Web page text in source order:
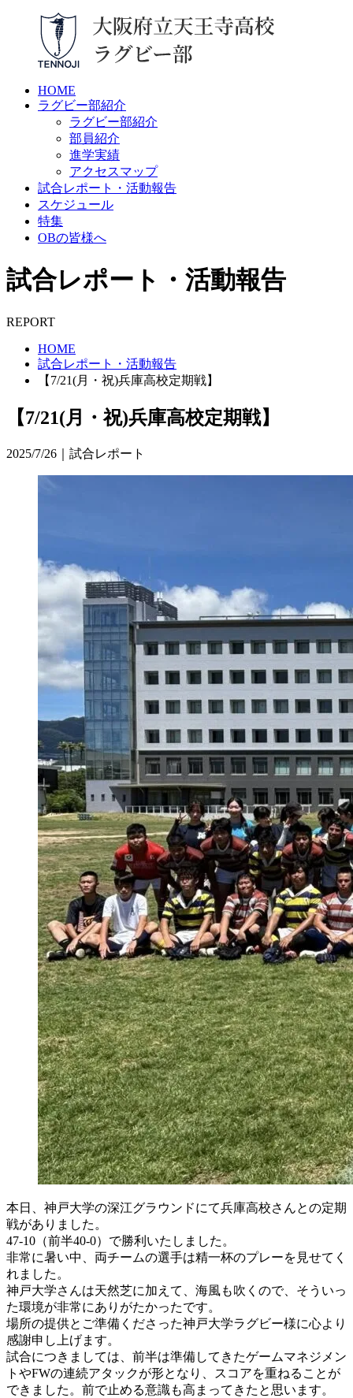
HOME
ラグビー部紹介
ラグビー部紹介
部員紹介
進学実績
アクセスマップ
試合レポート・活動報告
スケジュール
特集
OBの皆様へ
試合レポート・活動報告
REPORT
HOME
試合レポート・活動報告
【7/21(月・祝)兵庫高校定期戦】
【7/21(月・祝)兵庫高校定期戦】
2025/7/26｜試合レポート
本日、神戸大学の深江グラウンドにて兵庫高校さんとの定期
戦がありました。
47-10（前半40-0）で勝利いたしました。
非常に暑い中、両チームの選手は精一杯のプレーを見せてく
れました。
神戸大学さんは天然芝に加えて、海風も吹くので、そういっ
た環境が非常にありがたかったです。
場所の提供とご準備くださった神戸大学ラグビー様に心より
感謝申し上げます。
試合につきましては、前半は準備してきたゲームマネジメン
トやFWの連続アタックが形となり、スコアを重ねることが
できました。前で止める意識も高まってきたと思います。